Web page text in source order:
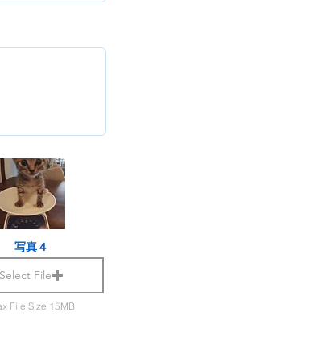
写真４
Select File
File Size 15MB